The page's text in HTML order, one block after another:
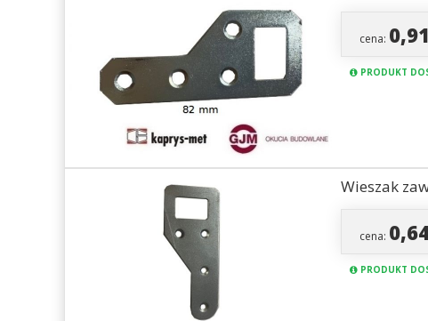
cena:
PRODUKT
Wieszak
cena:
PRODUKT